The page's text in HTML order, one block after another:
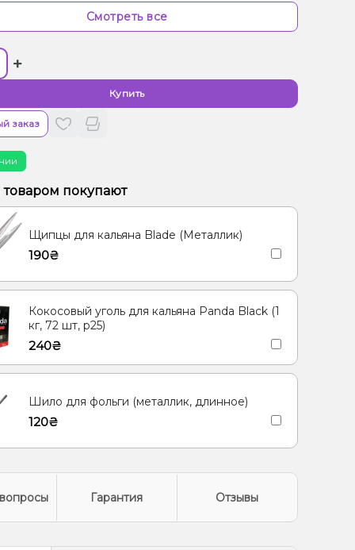
Лимонад
Вишня/Черешня
Голубика
Лимон Апельсин
Дыня
Ягоды
Мята, Цитрусы
Лёд/Холодок, Ягоды
Драконий фрукт
Апельсин, Банан, Кокос
Лимонад, Мандарин
Голубика
Клубника, Лёд/Холодок, Мята
Дыня, Лёд/Холодок, Мята
Черешня, Грейпфрут, Кола, Лёд/Холодок
Лёд/Холодок
Киви, Клубника, Лёд/Холодок
Грейпфрут, Лёд/Холодок
Клубника, Лёд/Холодок
Смотреть все
+
Купить
заказ
товаром покупают
Щипцы для кальяна Blade (Металлик)
190₴
Кокосовый уголь для кальяна Panda Black (1
кг, 72 шт, р25)
240₴
Шило для фольги (металлик, длинное)
120₴
Гарантия Отзывы